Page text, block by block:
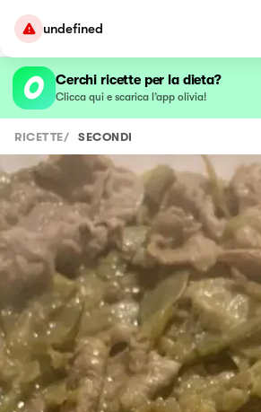
undefined
Cerchi ricette per la dieta?
Clicca qui e scarica l’app olivia!
RICETTE/ SECONDI